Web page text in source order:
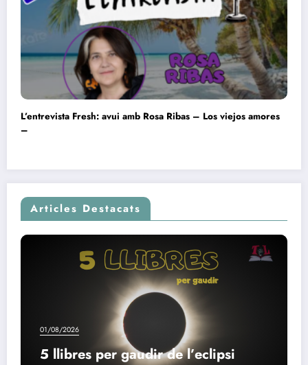
L’entrevista Fresh: avui amb Rosa Ribas – Los viejos amores
–
Articles Destacats
01/08/2026
5 llibres per gaudir de l’eclipsi